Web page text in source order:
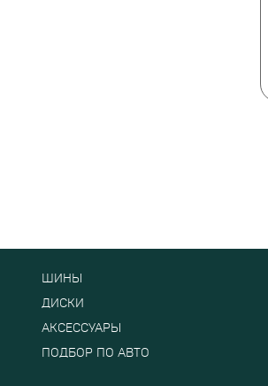
ШИНЫ
ДИСКИ
АКСЕССУАРЫ
ПОДБОР ПО АВТО